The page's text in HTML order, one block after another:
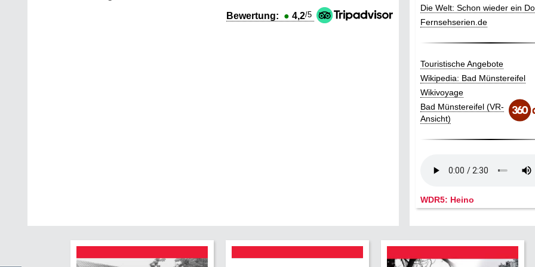
Bewertung: ● 4,2/5
Die Welt: Schon wieder ein
Fernsehserien.de
Touristische Angebote
Wikipedia: Bad Münstereifel
Wikivoyage
Bad Münstereifel (VR-
Ansicht)
WDR5: Heino